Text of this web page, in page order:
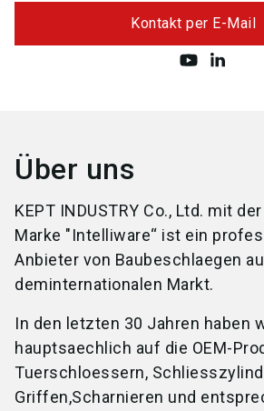
Kontakt per E-Mail
Über uns
KEPT INDUSTRY Co., Ltd. mit
Marke "Intelliware“ ist ein
Anbieter von Baubeschlaegen
deminternationalen Markt.
In den letzten 30 Jahren haben
hauptsaechlich auf die OEM-
Tuerschloessern,
Griffen,Scharnieren und